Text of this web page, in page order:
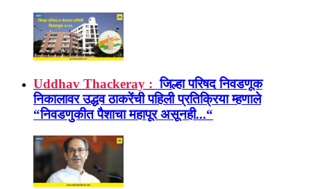
Uddhav Thackeray : जिल्हा परिषद निवडणूक
निकालावर उद्धव ठाकरेंची पहिली प्रतिक्रिया म्हणाले
“निवडणुकीत पैशाचा महापूर असूनही...“